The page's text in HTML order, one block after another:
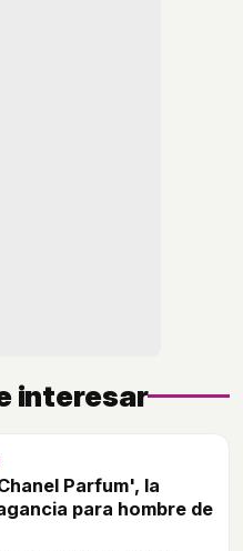
interesar
Parfum', la
para hombre de